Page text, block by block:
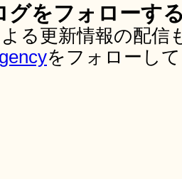
グをフォローす
る更新情報の配
をフォローし